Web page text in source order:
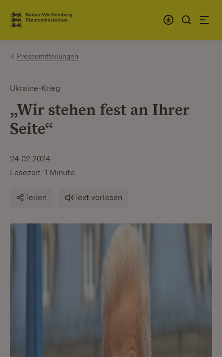
Zum Inhalt springen
Link zur Startseite
Pressemitteilungen
Ukraine-Krieg
„Wir stehen fest an Ihrer
Seite“
24.02.2024
Lesezeit: 1 Minute
Teilen Text vorlesen